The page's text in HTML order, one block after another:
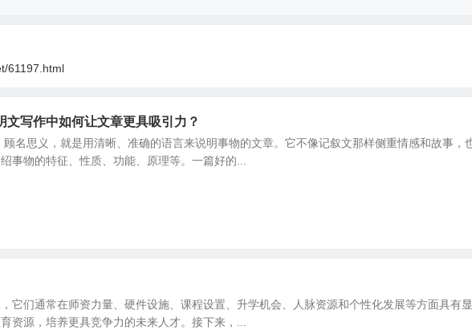
61197.html
文写作中如何让文章更具吸引力？
名思义，就是用清晰、准确的语言来说明事物的文章。它不像记叙文那样侧重情感和故事，
事物的特征、性质、功能、原理等。一篇好的...
它们通常在师资力量、硬件设施、课程设置、升学机会、人脉资源和个性化发展等方面具有
资源，培养更具竞争力的未来人才。接下来，...